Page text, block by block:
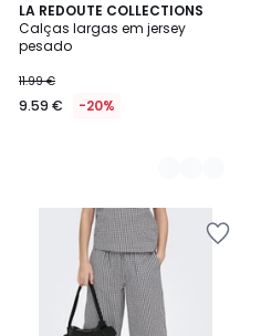
LA REDOUTE COLLECTIONS
Calças largas em jersey
pesado
11.99 €
9.59 € -20%
2
Cores